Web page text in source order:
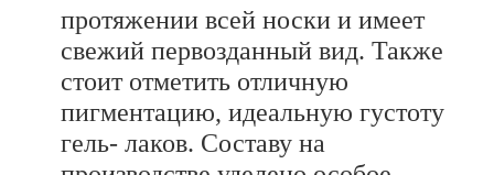
протяжении всей носки и имеет
свежий первозданный вид. Также
стоит отметить отличную
пигментацию, идеальную густоту
гель- лаков. Составу на